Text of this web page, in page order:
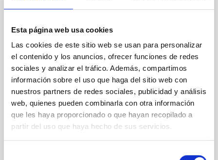
Esta página web usa cookies
Las cookies de este sitio web se usan para personalizar
el contenido y los anuncios, ofrecer funciones de redes
sociales y analizar el tráfico. Además, compartimos
información sobre el uso que haga del sitio web con
nuestros partners de redes sociales, publicidad y análisis
web, quienes pueden combinarla con otra información
que les haya proporcionado o que hayan recopilado a
partir del uso que haya hecho de sus servicios.
La investigación sobre la formación, el origen y la
disco fino y disco grueso de la Vía Láctea ha sido un
comprender la formación de nuestra Galaxia. Sin
embargo no es tarea fácil, ya que las poblaciones
definidas a partir de su morfología o cinemática
muestran una mezcla de poblaciones químicamente
distintas. La edad se convierte así en un parámetro
fundamental para entender la evolución del disco.
Nuestro objetivo es derivar las distribuciones de edad
y metalicidad de los discos fino y
Fecha de publicación 09/02/2026 - 22:44:10